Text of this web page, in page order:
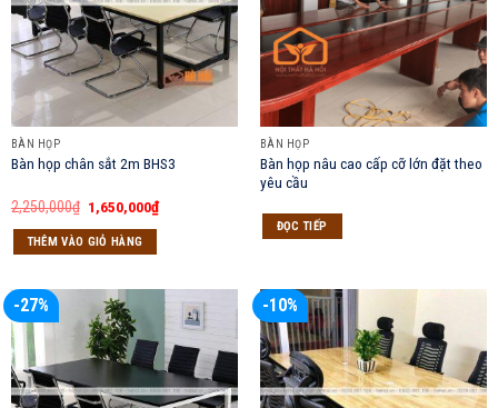
BÀN HỌP
Bàn họp chân sắt 2m BHS3
2,250,000₫ Giá
gốc
là:
2,250,000₫.
1,650,000₫Giá
hiện
THÊM VÀO GIỎ HÀNG
BÀN HỌP
Bàn họp nâu cao cấp cỡ lớn đặt theo
yêu cầu
ĐỌC TIẾP
-27% -10%